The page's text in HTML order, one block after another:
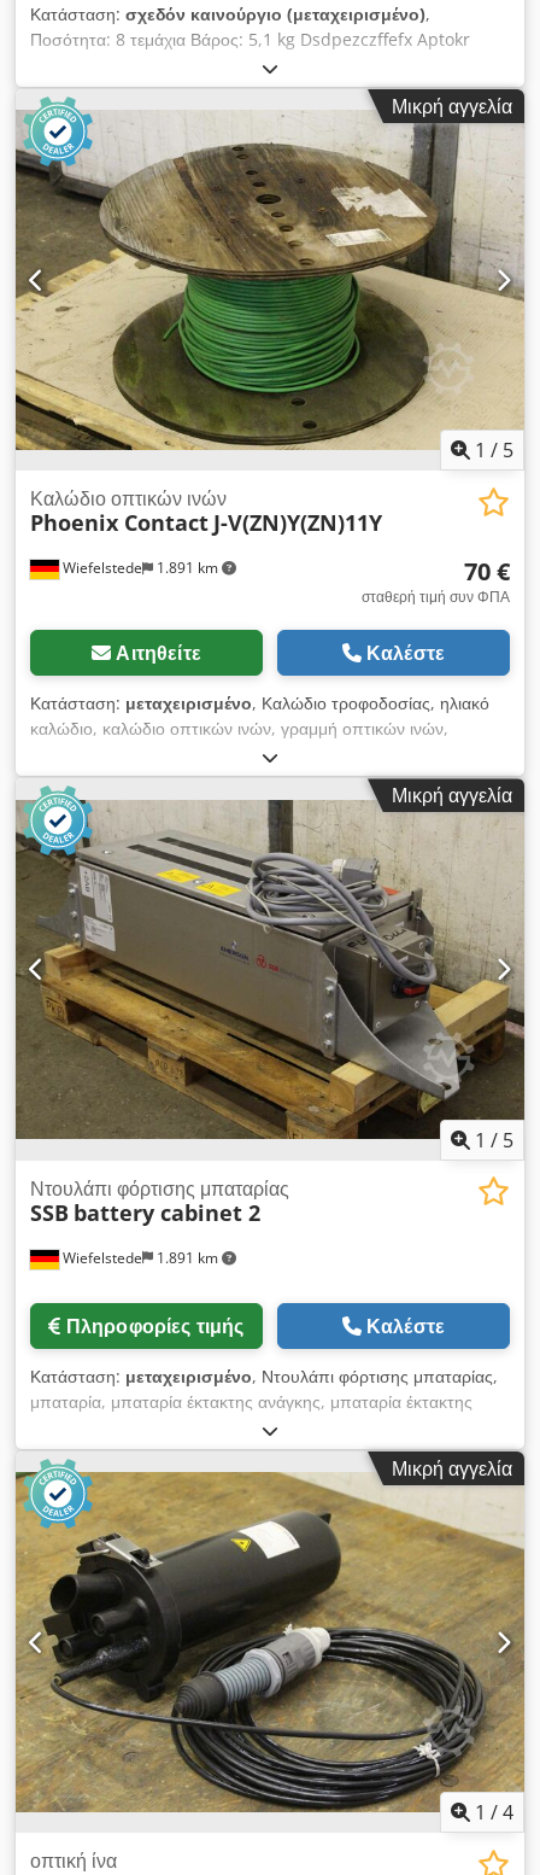
Κατάσταση: σχεδόν καινούργιο (μεταχειρισμένο),
Ποσότητα: 8 τεμάχια Βάρος: 5,1 kg Dsdpezczffefx Aptokr
Διαστάσεις (Μ-Π-Υ): 230 x 200 x 90 mm Multi Quick MQ 130
Set - (Αρ. είδους 130-167-2022 - Δύναμη σύσφιξης 35 kN)
Αυτό το απείρως ρυθμιζόμενο στοιχείο σύσφιξης ξεχωρίζει
λόγω του τριπλού υποδηλώματος σύσφιξης και της
ενσωματωμένης πλάκας στήριξης με μεγάλη οριζόντια και
κάθετη ρυθμισιμότητα. Το πεδίο εφαρμογής είναι η ελαφριά
τεχνολογία κατεργασίας, χάρη στο αλουμινένιο υπόδημα
σύσφιξης. --> μεγάλη δύναμη σύσφιξης --> μικρή ροπή σφίξης
--> διπλός, απεριόριστος ρυθμιζόμενος τομέας --> μεγάλη
ρυθμισιμότητα μέσω ενσωματωμένης πλάκας στήριξης -->
μεγάλα ύψη σύσφιξης με το πολλαπλό υπόδημα σύσφιξης Τιμή
ανά τεμάχιο, έκπτωση για μεγαλύτερη ποσότητα
Μικρή αγγελία
1 / 5
Wiefelstede 1.891 km
Καλώδιο οπτικών ινών
Phoenix Contact J-V(ZN)Y(ZN)11Y
70 €
σταθερή τιμή συν ΦΠΑ
Αιτηθείτε Καλέστε
Κατάσταση: μεταχειρισμένο, Καλώδιο τροφοδοσίας, ηλιακό
καλώδιο, καλώδιο οπτικών ινών, γραμμή οπτικών ινών,
καλώδια δεδομένων, καλώδια LAN, καλώδια οπτικών ινών
-Κατασκευαστής: Phoenix Contact, Καλώδιο οπτικών ινών-
Τύπος: JV (ZN) Y (ZN) 11Y 2GK200 / 230 -Μήκος: 130 m -
Τιμή: ανά ρολό - Αριθμός: 3 ρολά διαθέσιμα - Διαστάσεις ρολό:
Ø 600 x 315 mm / Ø 600 x 380 mm / Ø 500 x 420 mm -
Βάρος: 15/16 / 11,7 kg Dodpjf Tivpefx Aptokr
Μικρή αγγελία
1 / 5
Wiefelstede 1.891 km
Ντουλάπι φόρτισης μπαταρίας
SSB battery cabinet 2
Πληροφορίες τιμής Καλέστε
Κατάσταση: μεταχειρισμένο, Ντουλάπι φόρτισης μπαταρίας,
μπαταρία, μπαταρία έκτακτης ανάγκης, μπαταρία έκτακτης
ανάγκης, σύστημα τροφοδοσίας έκτακτης ανάγκης, σύστημα
τροφοδοσίας ρεύματος -Καμπίνα από: ανοξείδωτο ατσάλι με
24 μπαταρίες a 12 V 7,2 Ah-Κατασκευασμένο για:
Ανεμογεννήτριες Senvion-Τύπος: συρταριέρα μπαταρίας 2;
σύστημα βήματος; 3.XM EBC Hz NCV - Σύνδεση: 230 V AC /
328 V DC / 24 V DC - Τιμή: ανά τεμάχιο - Αριθμός: 2 τεμάχια -
Διαστάσεις: 1550/550 / H320 mm - Βάρος: 151 kg / τεμάχιο
Dsdjfff Npopfx Aptjkr
Μικρή αγγελία
1 /4
οπτική ίνα